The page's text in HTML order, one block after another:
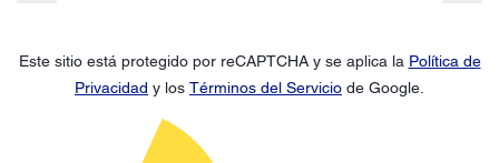
Este sitio está protegido por reCAPTCHA y se aplica la Política de
Privacidad y los Términos del Servicio de Google.